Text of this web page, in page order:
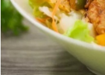
GENIESSEN